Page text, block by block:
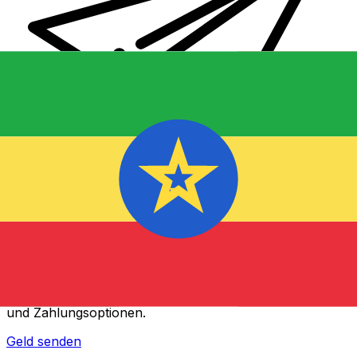
und Zahlungsoptionen.
Geld senden